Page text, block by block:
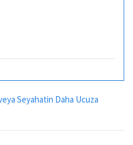
Seyahatin Daha Ucuza